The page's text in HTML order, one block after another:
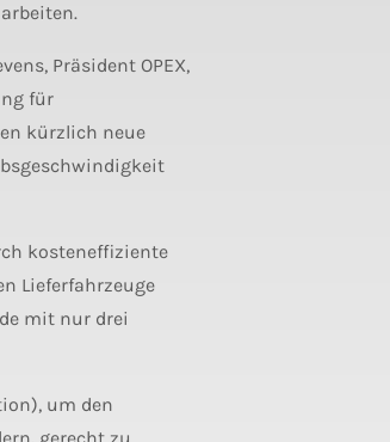
Präsident OPEX,
für
kürzlich neue
kosteneffiziente
Lieferfahrzeuge
mit nur drei
um den